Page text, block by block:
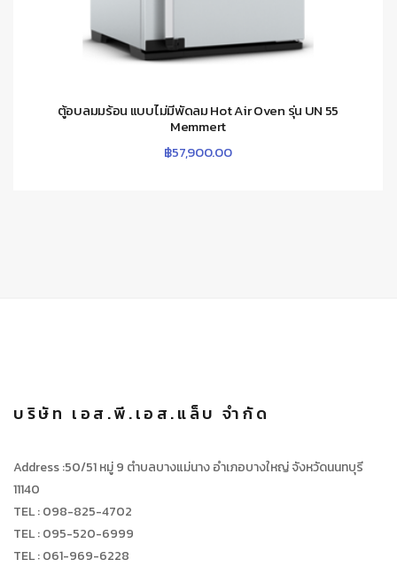
ตู้อบลมมร้อน แบบไม่มีพัดลม Hot Air Oven รุ่น UN 55
Memmert
฿57,900.00
บริษัท เอส.พี.เอส.แล็บ จำกัด
Address :50/51 หมู่ 9 ตำบลบางแม่นาง อำเภอบางใหญ่ จังหวัดนนทบุรี
11140
TEL : 098-825-4702
TEL : 095-520-6999
TEL : 061-969-6228